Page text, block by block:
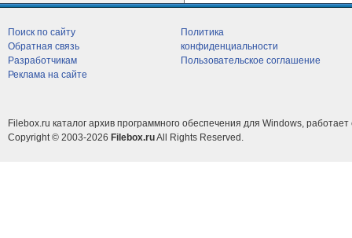
Поиск по сайту
Обратная связь
Разработчикам
Реклама на сайте
Политика
конфиденциальности
Пользовательское соглашение
Filebox.ru каталог архив программного обеспечения для Windows, работает
Copyright © 2003-2026 Filebox.ruAll Rights Reserved.